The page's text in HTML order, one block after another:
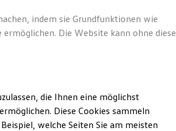
indem sie Grundfunktionen wie
Die Website kann ohne diese
die Ihnen eine möglichst
Diese Cookies sammeln
welche Seiten Sie am meisten